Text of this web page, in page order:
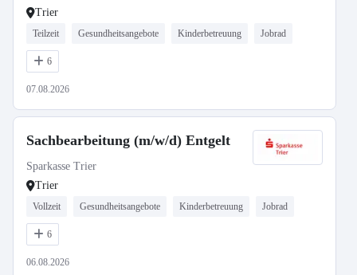
Trier
Teilzeit Gesundheitsangebote Kinderbetreuung Jobrad
6
07.08.2026
Sachbearbeitung (m/w/d) Entgelt
Sparkasse Trier
Trier
Vollzeit Gesundheitsangebote Kinderbetreuung Jobrad
6
06.08.2026